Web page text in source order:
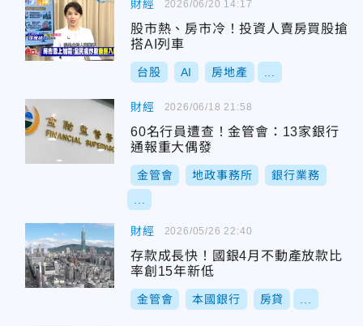
財經
股市熱、房市冷！投資人賣房買股搶
搭AI列車
台股 AI 房地產
2026/06/20 14:17
財經
60名行員遭查！金管會：13家銀行
通報重大偶發
金管會 地政事務所 銀行業務
2026/06/18 21:58
財經
存款成長快！國銀4月不動產放款比
率創15年新低
金管會 本國銀行 房貸
2026/05/26 22:40